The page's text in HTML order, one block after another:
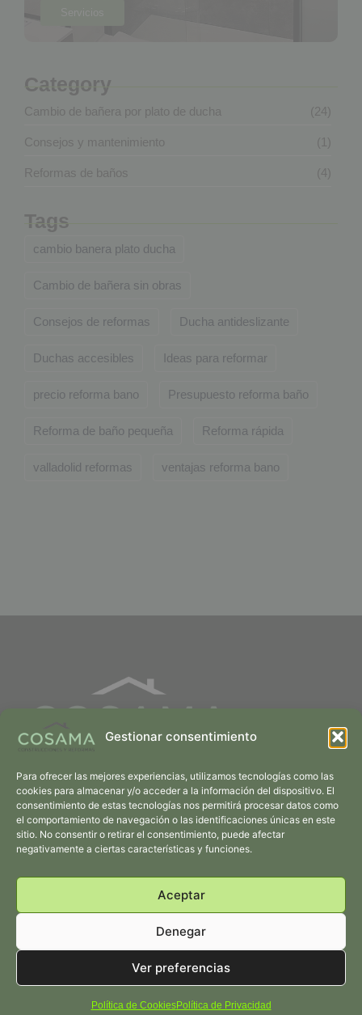
Gestionar consentimiento
Para ofrecer las mejores experiencias, utilizamos tecnologías como las
cookies para almacenar y/o acceder a la información del dispositivo. El
consentimiento de estas tecnologías nos permitirá procesar datos como
el comportamiento de navegación o las identificaciones únicas en este
sitio. No consentir o retirar el consentimiento, puede afectar
negativamente a ciertas características y funciones.
Aceptar
Denegar
Ver preferencias
Política de CookiesPolítica de Privacidad
Category
Cambio de bañera por plato de ducha (24)
Consejos y mantenimiento (1)
Reformas de baños (4)
Tags
cambio banera plato ducha
Cambio de bañera sin obras
Consejos de reformas Ducha antideslizante
Duchas accesibles Ideas para reformar
precio reforma bano Presupuesto reforma baño
Reforma de baño pequeña Reforma rápida
valladolid reformas ventajas reforma bano
Únicos
Actualidad
Política de
Cookies
Política de
+34 652 94 32 54
Siempre a tu disposición
© 2023 Creado porByC Digital.com